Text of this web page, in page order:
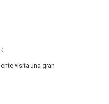
visita una gran